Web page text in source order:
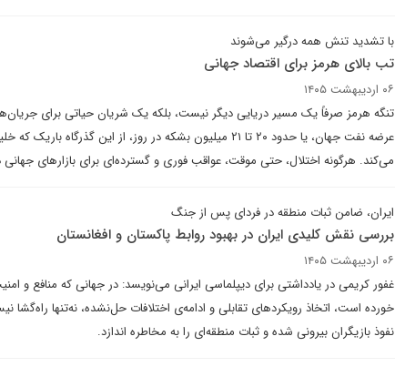
با تشدید تنش همه درگیر می‌شوند
تب بالای هرمز برای اقتصاد جهانی
۰۶ اردیبهشت ۱۴۰۵
عرضه نفت جهان، یا حدود ۲۰ تا ۲۱ میلیون بشکه در روز، از این
می‌کند. هرگونه اختلال، حتی موقت، عواقب فوری و گسترده‌ای برای بازارهای جهانی
ایران، ضامن ثبات منطقه در فردای پس از جنگ
بررسی نقش کلیدی ایران در بهبود روابط پاکستان و افغانستان
۰۶ اردیبهشت ۱۴۰۵
غفور کریمی در یادداشتی برای دیپلماسی ایرانی می‌نویسد: در جهانی که منافع و
خورده است، اتخاذ رویکردهای تقابلی و ادامه‌ی اختلافات حل‌نشده، نه‌تنها راه‌گشا
نفوذ بازیگران بیرونی شده و ثبات منطقه‌ای را به مخاطره اندازد.